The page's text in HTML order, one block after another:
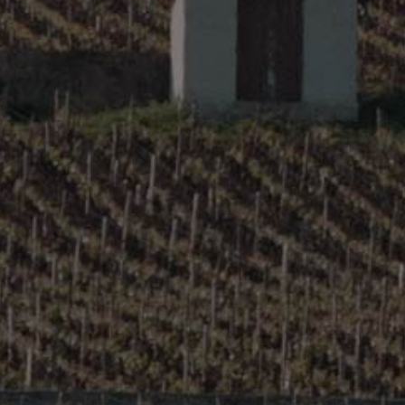
Terres Burgondes Blanc
Terres Maconnaises (Mâcon Villages) –
Cote De Beaune Combe D’Eve Blanc
Cote De Beaune La Grande Châtelaine
Blanc
Cote De Beaune Les Pierres Blanches
Blanc
Saint-Romain En Chevrot Blanc
Rully 1er Cru La Pucelle Blanc
Category:Bourgogne - Côte de Beaune
© Copyright 2016 Direct Domaines Distribution | Mentions